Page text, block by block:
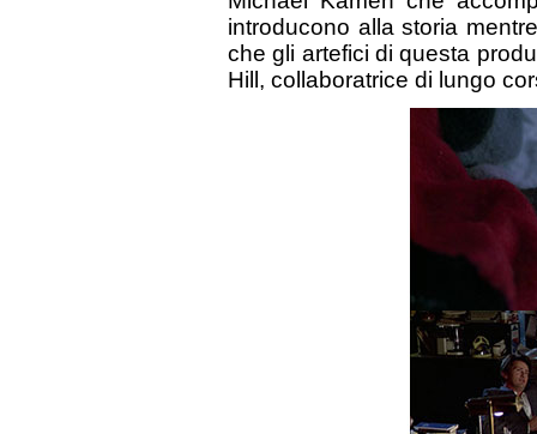
introducono alla storia
che gli artefici di questa
Hill, collaboratrice di lungo